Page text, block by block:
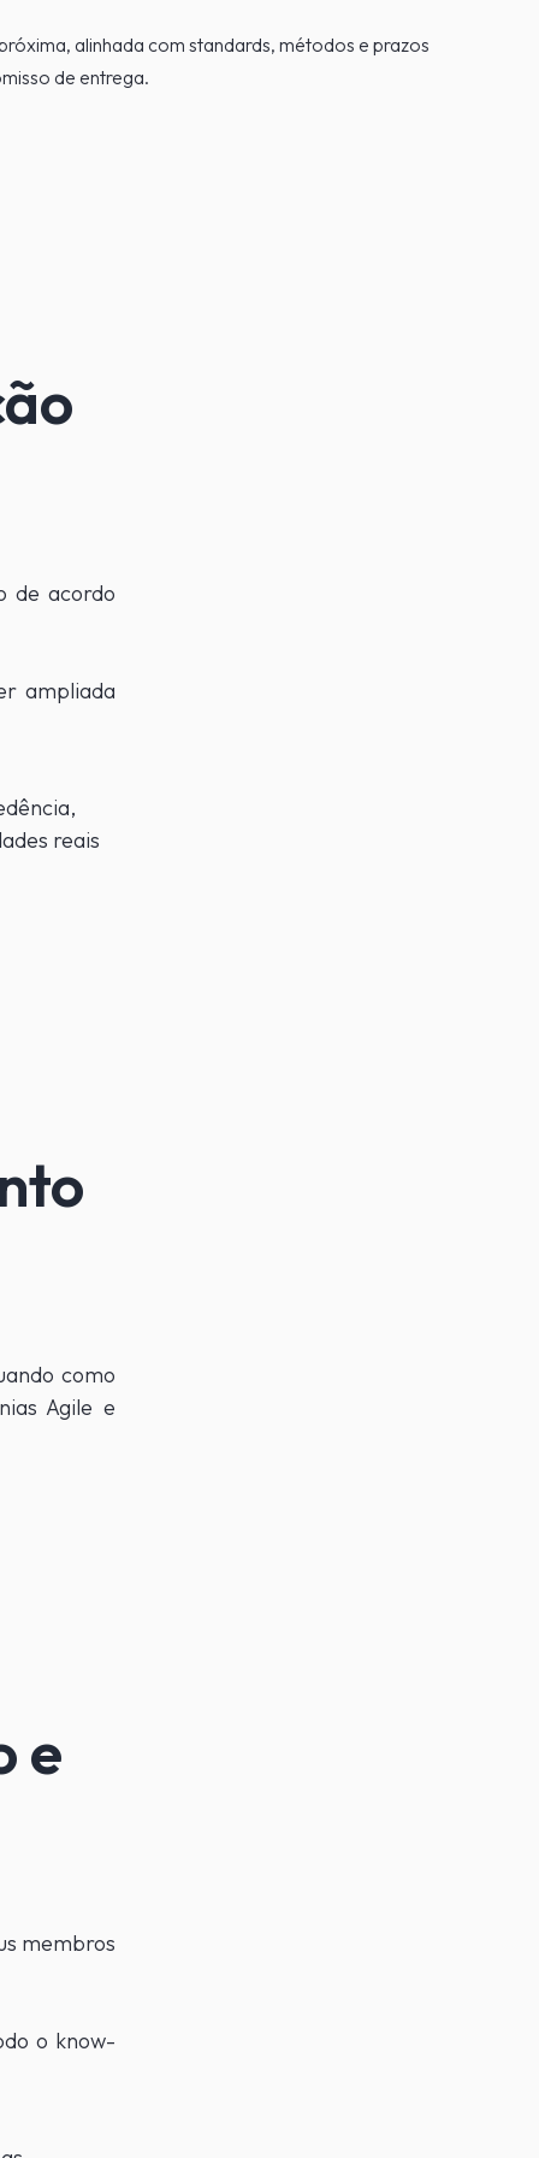
alinhada com standards, métodos e prazos
de entrega.
de acordo
ampliada
reais
como
Agile e
e
membros
o know-